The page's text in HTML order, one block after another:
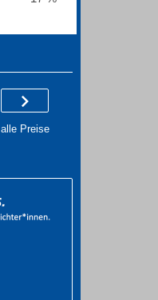
alle Preise